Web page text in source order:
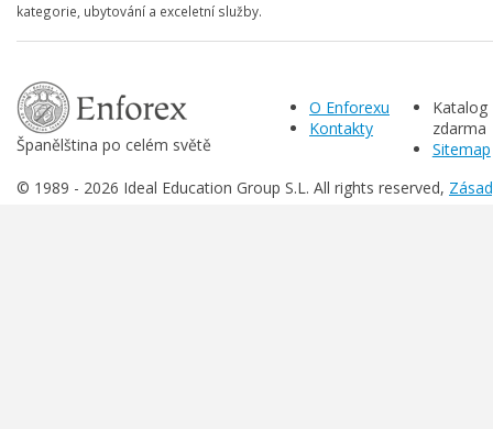
kategorie, ubytování a exceletní služby.
Španělština po celém světě
O Enforexu
Kontakty
Katalog
zdarma
Sitemap
© 1989 - 2026 Ideal Education Group S.L. All rights reserved,